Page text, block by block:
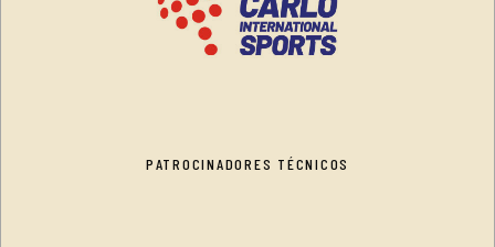
PATROCINADORES TÉCNICOS